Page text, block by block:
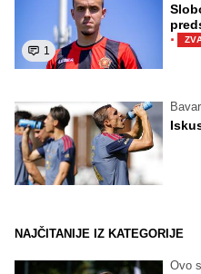
1
·
NAJČITANIJE IZ KATEGORIJE
Ovo